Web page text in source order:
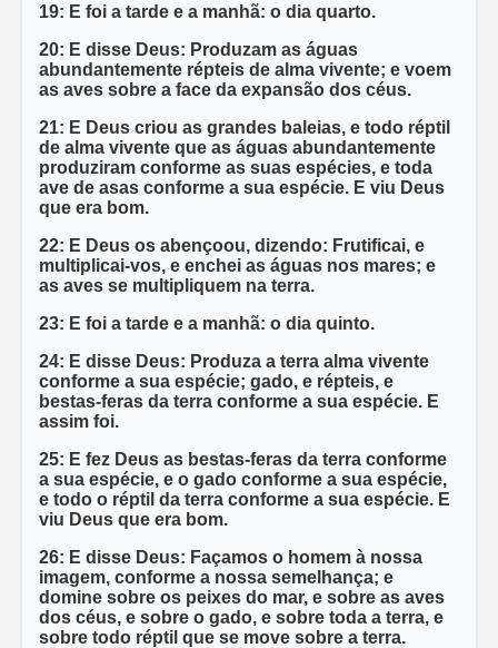
19: E foi a tarde e a manhã: o dia quarto.
20: E disse Deus: Produzam as águas
abundantemente répteis de alma vivente; e voem
as aves sobre a face da expansão dos céus.
21: E Deus criou as grandes baleias, e todo réptil
de alma vivente que as águas abundantemente
produziram conforme as suas espécies, e toda
ave de asas conforme a sua espécie. E viu Deus
que era bom.
22: E Deus os abençoou, dizendo: Frutificai, e
multiplicai-vos, e enchei as águas nos mares; e
as aves se multipliquem na terra.
23: E foi a tarde e a manhã: o dia quinto.
24: E disse Deus: Produza a terra alma vivente
conforme a sua espécie; gado, e répteis, e
bestas-feras da terra conforme a sua espécie. E
assim foi.
25: E fez Deus as bestas-feras da terra conforme
a sua espécie, e o gado conforme a sua espécie,
e todo o réptil da terra conforme a sua espécie. E
viu Deus que era bom.
26: E disse Deus: Façamos o homem à nossa
imagem, conforme a nossa semelhança; e
domine sobre os peixes do mar, e sobre as aves
dos céus, e sobre o gado, e sobre toda a terra, e
sobre todo réptil que se move sobre a terra.